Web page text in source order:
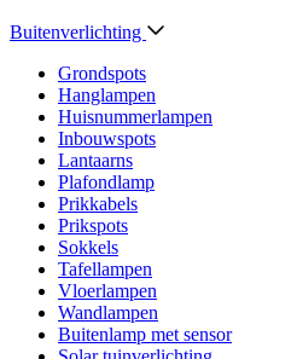
Buitenverlichting
Grondspots
Hanglampen
Huisnummerlampen
Inbouwspots
Lantaarns
Plafondlamp
Prikkabels
Prikspots
Sokkels
Tafellampen
Vloerlampen
Wandlampen
Buitenlamp met sensor